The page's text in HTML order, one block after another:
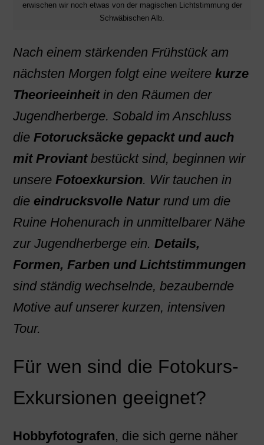
erwischen wir noch etwas von der magischen Lichtstimmung der
Schwäbischen Alb.
Nach einem stärkenden Frühstück am
nächsten Morgen folgt eine weitere kurze
Theorieeinheitin den Räumen der
Jugendherberge. Sobald im Anschluss
dieFotorucksäcke gepackt und auch
mit Proviantbestückt sind, beginnen wir
unsere Fotoexkursion. Wir tauchen in
die eindrucksvolle Naturrund um die
Ruine Hohenurach in unmittelbarer Nähe
zur Jugendherberge ein. Details,
Formen, Farben und Lichtstimmungen
sind ständig wechselnde, bezaubernde
Motive auf unserer kurzen, intensiven
Tour.
Für wen sind die Fotokurs-
Exkursionen geeignet?
Hobbyfotografen, die sich gerne näher